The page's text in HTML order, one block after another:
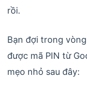
rồi.
Bạn đợi trong
được mã PIN từ
mẹo nhỏ sau đây: